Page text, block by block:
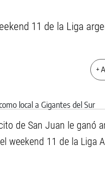
11 de la Liga
+
de San Juan le ganó
weekend 11 de la Liga